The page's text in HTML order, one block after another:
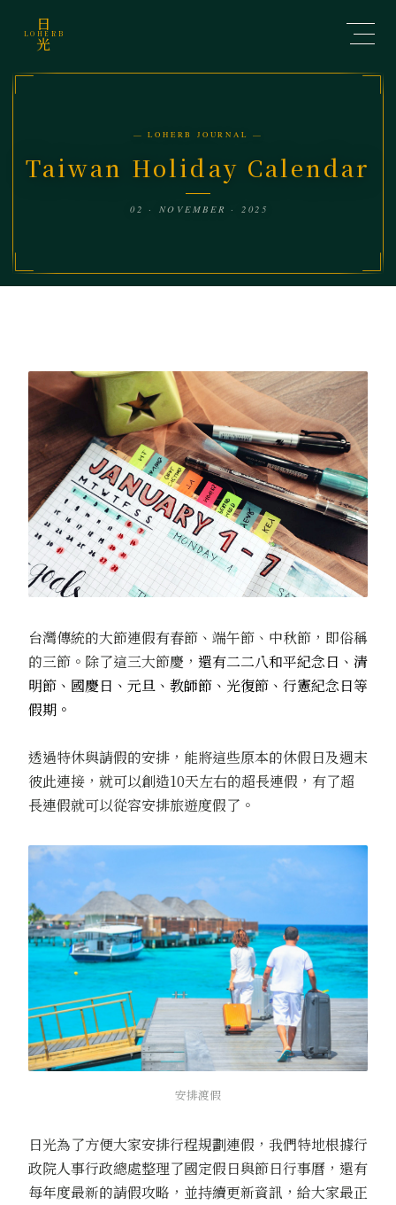
日
LOHERB
光
— LOHERB JOURNAL —
Taiwan Holiday Calendar
02 · NOVEMBER · 2025
台灣傳統的大節連假有春節、端午節、中秋節，即俗稱
的三節。除了這三大節慶， 還有二二八和平紀念日、清
明節、國慶日、元旦、教師節、光復節、行憲紀念日等
假期。
透過特休與請假的安排，能將這些原本的休假日及週末
彼此連接，就可以創造10天左右的超長連假，有了超
長連假就可以從容安排旅遊度假了。
安排渡假
日光為了方便大家安排行程規劃連假，我們特地根據行
政院人事行政總處整理了國定假日與節日行事曆，還有
每年度最新的請假攻略，並持續更新資訊，給大家最正